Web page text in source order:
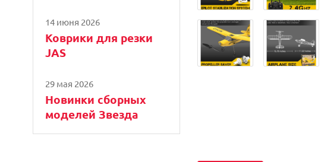
14 июня 2026
Коврики для резки
JAS
29 мая 2026
Новинки сборных
моделей Звезда